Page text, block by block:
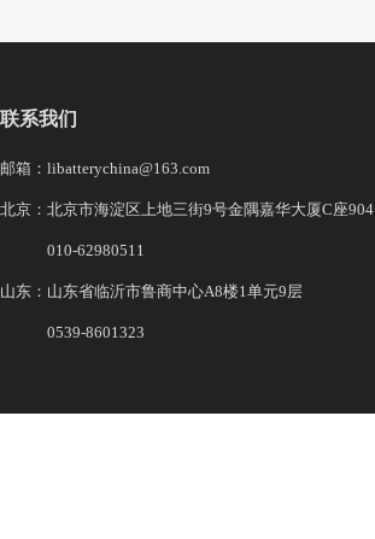
联系我们
邮箱：libatterychina@163.com
北京：北京市海淀区上地三街9号金隅嘉华大厦C座904
010-62980511
山东：山东省临沂市鲁商中心A8楼1单元9层
0539-8601323